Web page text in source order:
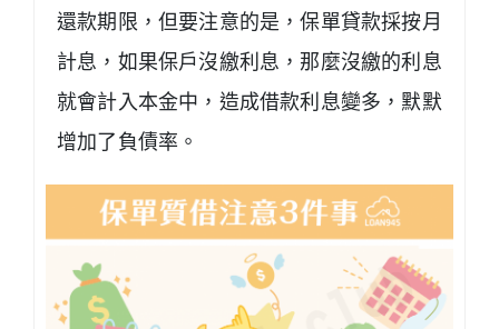
還款期限，但要注意的是，保單貸款採按月
計息，如果保戶沒繳利息，那麼沒繳的利息
就會計入本金中，造成借款利息變多，默默
增加了負債率。